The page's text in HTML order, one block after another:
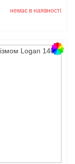
немає в наявності